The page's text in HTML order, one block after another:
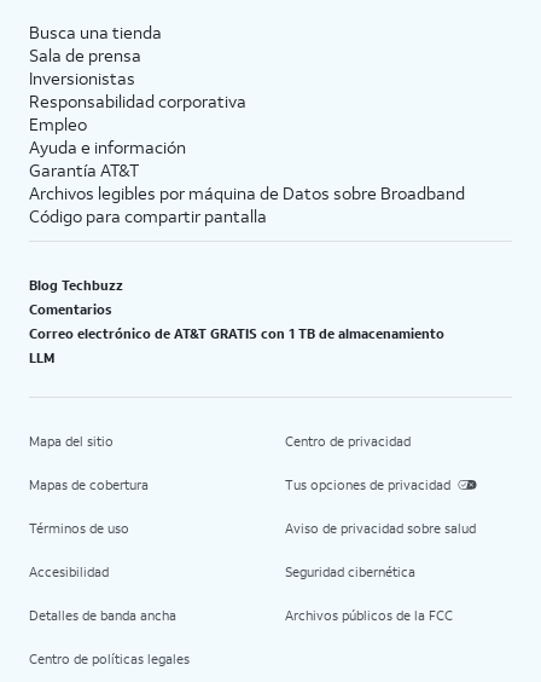
Busca una tienda
Sala de prensa
Inversionistas
Responsabilidad corporativa
Empleo
Ayuda e información
Garantía AT&T
Archivos legibles por máquina de Datos sobre Broadband
Código para compartir pantalla
Blog Techbuzz
Comentarios
Correo electrónico de AT&T GRATIS con 1 TB de almacenamiento
LLM
Mapa del sitio
Mapas de cobertura
Términos de uso
Accesibilidad
Detalles de banda ancha
Centro de políticas legales
Centro de privacidad
Tus opciones de privacidad
Aviso de privacidad sobre salud
Seguridad cibernética
Archivos públicos de la FCC